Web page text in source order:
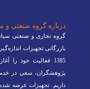
درباره گروه صنعتی و
گروه تجاری و صنعتی
بازرگانی تجهیزات
1385 فعالیت خود
پژوهشگران، سعی در
داریم. تجهیزات عرضه